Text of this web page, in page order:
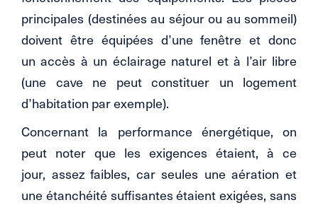
principales (destinées au séjour ou au sommeil)
doivent être équipées d’une fenêtre et donc
un accès à un éclairage naturel et à l’air libre
(une cave ne peut constituer un logement
d’habitation par exemple).
Concernant la performance énergétique, on
peut noter que les exigences étaient, à ce
jour, assez faibles, car seules une aération et
une étanchéité suffisantes étaient exigées, sans